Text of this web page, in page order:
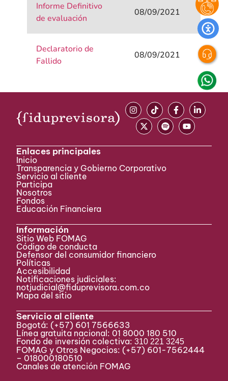
Informe Definitivo
de evaluación
08/09/2021
Declaratorio de
Fallido
08/09/2021
Enlaces principales
Inicio
Transparencia y Gobierno Corporativo
Servicio al cliente
Participa ​
Nosotros
Fondos
Educación Financiera
Información
Sitio Web FOMAG
Código de conducta
Defensor del consumidor financiero
Políticas
Accesibilidad
Notificaciones judiciales:
notjudicial@fiduprevisora.com.co
Mapa del sitio
Servicio al cliente
Bogotá: (+57) 601 7566633
Línea gratuita nacional: 01 8000 180 510
Fondo de inversión colectiva:310 221 3245
FOMAG y Otros Negocios: (+57) 601-7562444
– 018000180510
Canales de atención FOMAG